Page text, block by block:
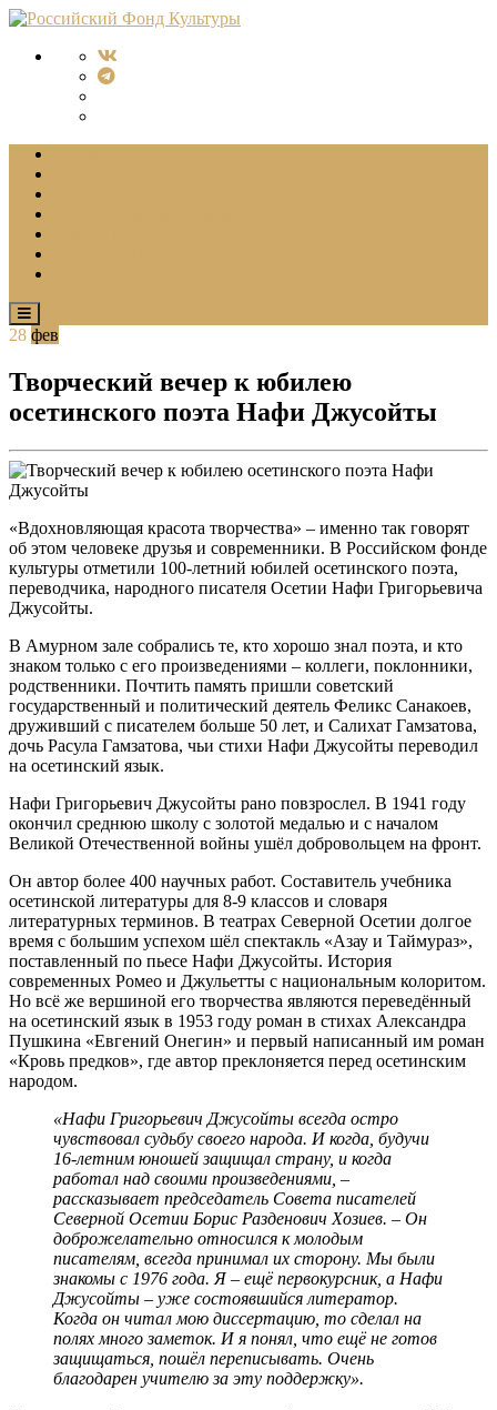
28 фев
Творческий вечер к юбилею
осетинского поэта Нафи Джусойты
«Вдохновляющая красота творчества» – именно так говорят
об этом человеке друзья и современники. В Российском фонде
культуры отметили 100-летний юбилей осетинского поэта,
переводчика, народного писателя Осетии Нафи Григорьевича
Джусойты.
В Амурном зале собрались те, кто хорошо знал поэта, и кто
знаком только с его произведениями – коллеги, поклонники,
родственники. Почтить память пришли советский
государственный и политический деятель Феликс Санакоев,
друживший с писателем больше 50 лет, и Салихат Гамзатова,
дочь Расула Гамзатова, чьи стихи Нафи Джусойты переводил
на осетинский язык.
Нафи Григорьевич Джусойты рано повзрослел. В 1941 году
окончил среднюю школу с золотой медалью и с началом
Великой Отечественной войны ушёл добровольцем на фронт.
Он автор более 400 научных работ. Составитель учебника
осетинской литературы для 8-9 классов и словаря
литературных терминов. В театрах Северной Осетии долгое
время с большим успехом шёл спектакль «Азау и Таймураз»,
поставленный по пьесе Нафи Джусойты. История
современных Ромео и Джульетты с национальным колоритом.
Но всё же вершиной его творчества являются переведённый
на осетинский язык в 1953 году роман в стихах Александра
Пушкина «Евгений Онегин» и первый написанный им роман
«Кровь предков», где автор преклоняется перед осетинским
народом.
«Нафи Григорьевич Джусойты всегда остро
чувствовал судьбу своего народа. И когда, будучи
16-летним юношей защищал страну, и когда
работал над своими произведениями, –
рассказывает председатель Совета писателей
Северной Осетии Борис Разденович Хозиев. – Он
доброжелательно относился к молодым
писателям, всегда принимал их сторону. Мы были
знакомы с 1976 года. Я – ещё первокурсник, а Нафи
Джусойты – уже состоявшийся литератор.
Когда он читал мою диссертацию, то сделал на
полях много заметок. И я понял, что ещё не готов
защищаться, пошёл переписывать. Очень
благодарен учителю за эту поддержку».